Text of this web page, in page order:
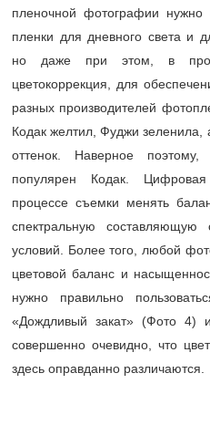
пленочной фотографии нужно
пленки для дневного света и
но даже при этом, в
цветокоррекция, для
разных производителей
Кодак желтил, Фуджи зеленила,
оттенок. Наверное
популярен Кодак.
процессе съемки менять
спектральную составляющую
условий. Более того, любой
цветовой баланс и
нужно правильно
«Дождливый закат» (Фото
совершенно очевидно, что
здесь оправданно различаются.